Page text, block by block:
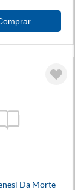
Da Morte